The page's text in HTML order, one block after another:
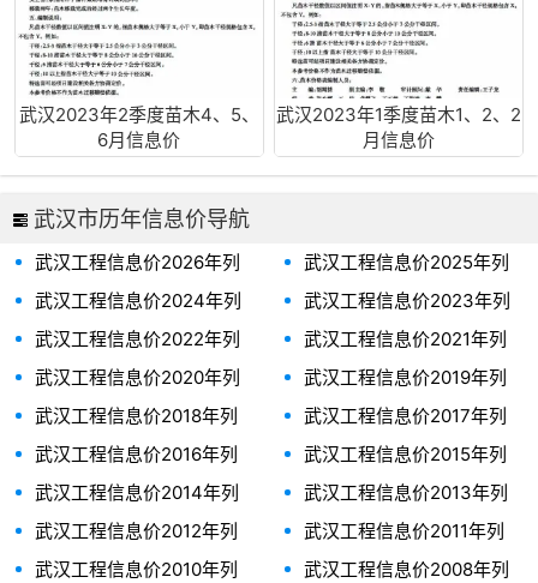
武汉2023年2季度苗木4、5、
6月信息价
武汉2023年1季度苗木1、2、2
月信息价
武汉市历年信息价导航
武汉工程信息价2026年列
表、武汉市2026年信息价
武汉工程信息价2025年列
表、武汉市2025年信息价
武汉工程信息价2024年列
表、武汉市2024年信息价
武汉工程信息价2023年列
表、武汉市2023年信息价
武汉工程信息价2022年列
表、武汉市2022年信息价
武汉工程信息价2021年列
表、武汉市2021年信息价
武汉工程信息价2020年列
表、武汉市2020年信息价
武汉工程信息价2019年列
表、武汉市2019年信息价
武汉工程信息价2018年列
表、武汉市2018年信息价
武汉工程信息价2017年列
表、武汉市2017年信息价
武汉工程信息价2016年列
表、武汉市2016年信息价
武汉工程信息价2015年列
表、武汉市2015年信息价
武汉工程信息价2014年列
表、武汉市2014年信息价
武汉工程信息价2013年列
表、武汉市2013年信息价
武汉工程信息价2012年列
表、武汉市2012年信息价
武汉工程信息价2011年列
表、武汉市2011年信息价
武汉工程信息价2010年列
武汉工程信息价2008年列